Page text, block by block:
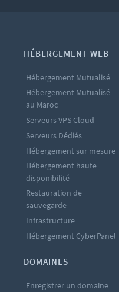
HÉBERGEMENT WEB
Hébergement Mutualisé
Hébergement Mutualisé
au Maroc
Serveurs VPS Cloud
Serveurs Dédiés
Hébergement sur mesure
Hébergement haute
disponibilité
Restauration de
sauvegarde
Infrastructure
Hébergement CyberPanel
DOMAINES
Enregistrer un domaine